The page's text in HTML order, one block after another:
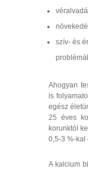
szív- és
Ahogyan
is
egész
25 éves
korunktól
0,5-3 %-kal
A kalcium